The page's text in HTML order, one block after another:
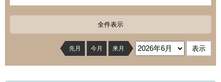
全件表示
先月 今月 来月